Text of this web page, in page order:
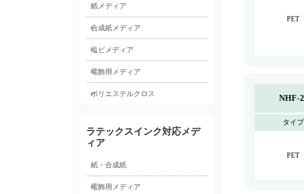
紙メディア
合成紙メディア
塩ビメディア
電飾用メディア
ポリエステルクロス
ラテックスインク対応メデ
ィア
紙・合成紙
電飾用メディア